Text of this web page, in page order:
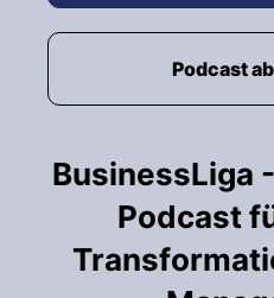
BusinessLiga
Podcast
Podcast